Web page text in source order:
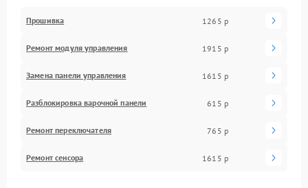
Прошивка 1265 р
Ремонт модуля управления 1915 р
Замена панели управления 1615 р
Разблокировка варочной панели 615 р
Ремонт переключателя 765 р
Ремонт сенсора 1615 р